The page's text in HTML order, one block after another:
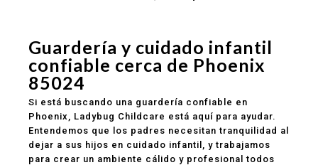
Guardería y cuidado infantil
confiable cerca de Phoenix
85024
Si está buscando una guardería confiable en
Phoenix, Ladybug Childcare está aquí para ayudar.
Entendemos que los padres necesitan tranquilidad al
dejar a sus hijos en cuidado infantil, y trabajamos
para crear un ambiente cálido y profesional todos